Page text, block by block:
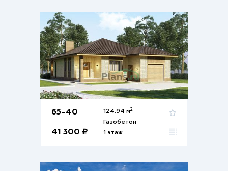
65-40
41 300 ₽
124.94 м2
Газобетон
1 этаж